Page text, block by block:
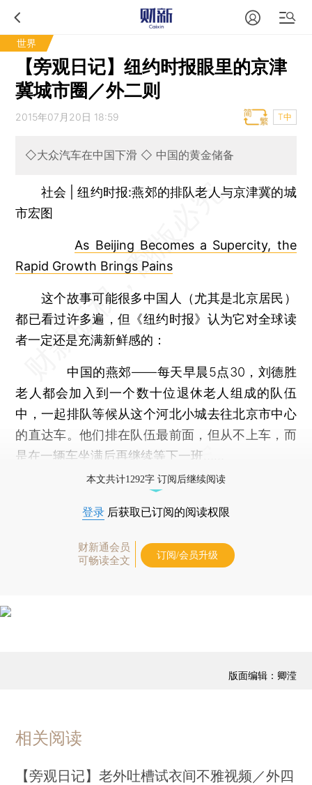
世界
【旁观日记】纽约时报眼里的京津
冀城市圈／外二则
2015年07月20日 18:59 T中
◇大众汽车在中国下滑 ◇ 中国的黄金储备
社会 | 纽约时报:燕郊的排队老人与京津冀的城
市宏图
As Beijing Becomes a Supercity, the
Rapid Growth Brings Pains
这个故事可能很多中国人（尤其是北京居民）
都已看过许多遍，但《纽约时报》认为它对全球读
者一定还是充满新鲜感的：
中国的燕郊——每天早晨5点30，刘德胜
老人都会加入到一个数十位退休老人组成的队伍
中，一起排队等候从这个河北小城去往北京市中心
的直达车。他们排在队伍最前面，但从不上车，而
是在一辆车坐满后再继续等下一班……
本文共计1292字 订阅后继续阅读
登录 后获取已订阅的阅读权限
财新通会员
可畅读全文
订阅/会员升级
版面编辑：卿滢
相关阅读
【旁观日记】老外吐槽试衣间不雅视频／外四